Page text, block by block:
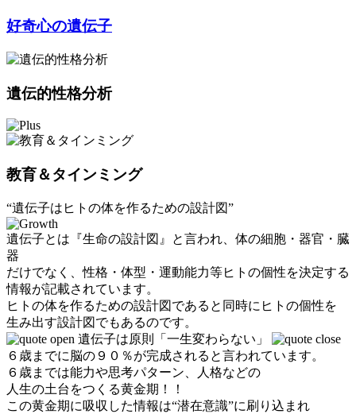
好奇心の遺伝子
遺伝的性格分析
教育＆タインミング
“遺伝子はヒトの体を作るための設計図”
遺伝子とは『生命の設計図』と言われ、体の細胞・器官・臓
器
だけでなく、性格・体型・運動能力等ヒトの個性を決定する
情報が記載されています。
ヒトの体を作るための設計図であると同時にヒトの個性を
生み出す設計図でもあるのです。
遺伝子は原則「一生変わらない」
６歳までに脳の９０％が完成されると言われています。
６歳までは能力や思考パターン、人格などの
人生の土台をつくる黄金期！！
この黄金期に吸収した情報は“潜在意識”に刷り込まれ